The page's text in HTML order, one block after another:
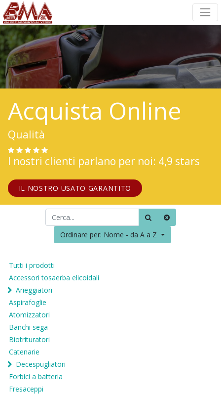
Acquista Online
Qualità
I nostri clienti parlano per noi: 4,9 stars
IL NOSTRO USATO GARANTITO
Ordinare per: Nome - da A a Z
Tutti i prodotti
Accessori tosaerba elicoidali
Arieggiatori
Aspirafoglie
Atomizzatori
Banchi sega
Biotrituratori
Catenarie
Decespugliatori
Forbici a batteria
Fresaceppi